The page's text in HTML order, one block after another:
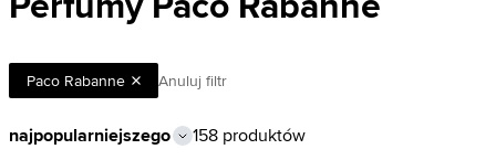
Paco Rabanne Anuluj filtr
158 produktów